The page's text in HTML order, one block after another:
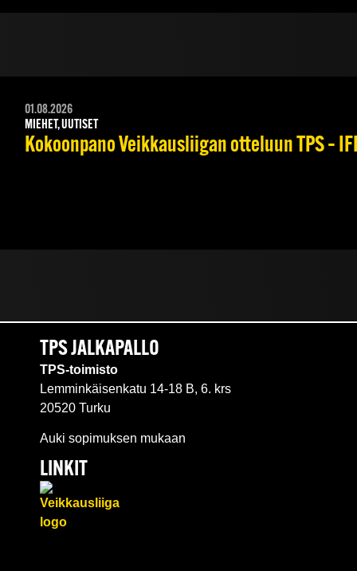
01.08.2026
MIEHET, UUTISET
Kokoonpano Veikkausliigan otteluun TPS –
TPS JALKAPALLO
TPS-toimisto
Lemminkäisenkatu 14-18 B, 6. krs
20520 Turku
Auki sopimuksen mukaan
LINKIT